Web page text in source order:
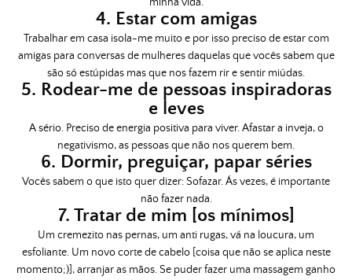
4. Estar com amigas
Trabalhar em casa isola-me muito e por isso preciso de estar com
amigas para conversas de mulheres daquelas que vocês sabem que
são só estúpidas mas que nos fazem rir e sentir miúdas.
5. Rodear-me de pessoas inspiradoras
e leves
A sério. Preciso de energia positiva para viver. Afastar a inveja, o
negativismo, as pessoas que não nos querem bem.
6. Dormir, preguiçar, papar séries
Vocês sabem o que isto quer dizer: Sofazar. Ás vezes, é importante
não fazer nada.
7. Tratar de mim [os mínimos]
Um cremezito nas pernas, um anti rugas, vá na loucura, um
esfoliante. Um novo corte de cabelo [coisa que não se aplica neste
momento;)], arranjar as mãos. Se puder fazer uma massagem ganho